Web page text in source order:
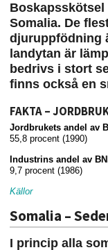
Somalia. De
djuruppfödning
landytan är
bedrivs i stort
finns också en
FAKTA –
Jordbrukets andel av
55,8 procent (1990)
Industrins andel av
9,7 procent (1986)
Källor
Somalia –
I princip alla